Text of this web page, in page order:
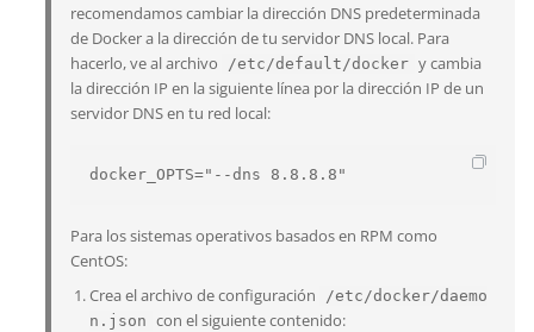
recomendamos cambiar la dirección DNS predeterminada
de Docker a la dirección de tu servidor DNS local. Para
hacerlo, ve al archivo
/etc/default/docker y cambia
la dirección IP en la siguiente línea por la dirección IP de un
servidor DNS en tu red local:
docker_OPTS="--dns 8.8.8.8"
Para los sistemas operativos basados en RPM como
CentOS:
Crea el archivo de configuración
/etc/docker/daemo
n.json con el siguiente contenido: